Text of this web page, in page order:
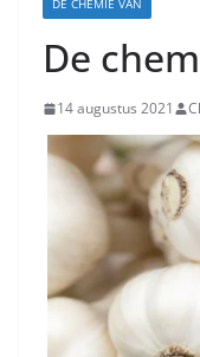
DE CHEMIE VAN
De
14 augustus 2021